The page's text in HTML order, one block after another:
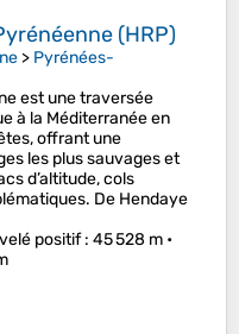
(HRP)
> Pyrénées-
est une traversée
à la Méditerranée en
offrant une
les plus sauvages et
d’altitude, cols
De Hendaye
positif: 45 528 m •